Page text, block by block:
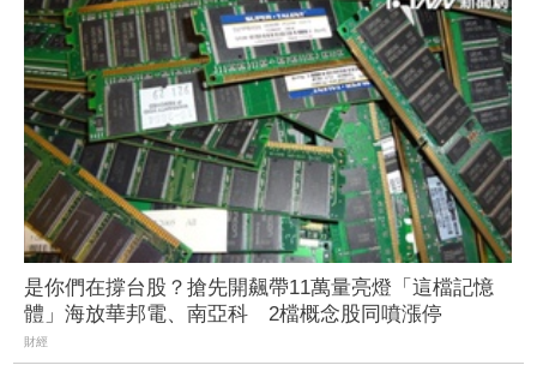
是你們在撐台股？搶先開飆帶11萬量亮燈「這檔記憶
體」海放華邦電、南亞科 2檔概念股同噴漲停
財經